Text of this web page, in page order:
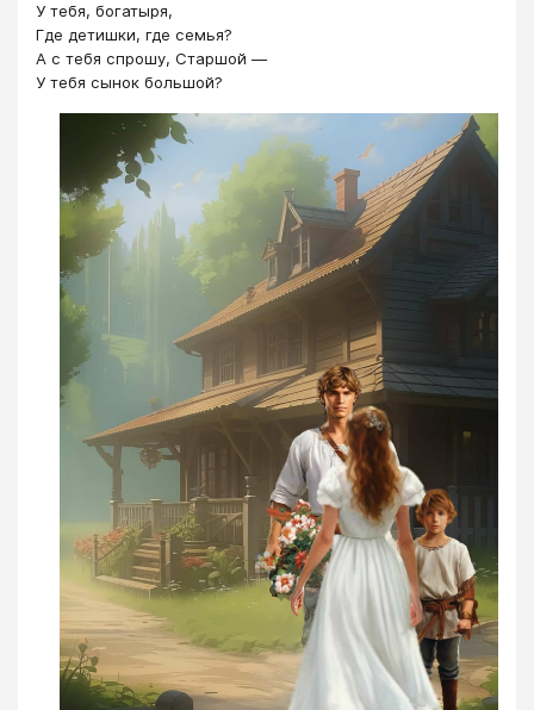
У тебя, богатыря,
Где детишки, где семья?
А с тебя спрошу, Старшой —
У тебя сынок большой?